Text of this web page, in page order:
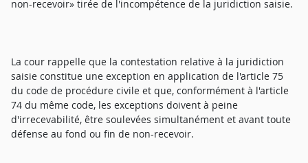
non-recevoir» tirée de l'incompétence de la juridiction saisie.
La cour rappelle que la contestation relative à la juridiction
saisie constitue une exception en application de l'article 75
du code de procédure civile et que, conformément à l'article
74 du même code, les exceptions doivent à peine
d'irrecevabilité, être soulevées simultanément et avant toute
défense au fond ou fin de non-recevoir.